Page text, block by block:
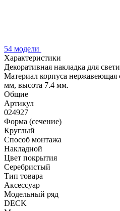
54 модели
Характеристики
Декоративная накладка для
Материал корпуса нержавеющая
мм, высота 7.4 мм.
Общие
Артикул
024927
Форма (сечение)
Круглый
Способ монтажа
Накладной
Цвет покрытия
Серебристый
Тип товара
Аксессуар
Модельный ряд
DECK